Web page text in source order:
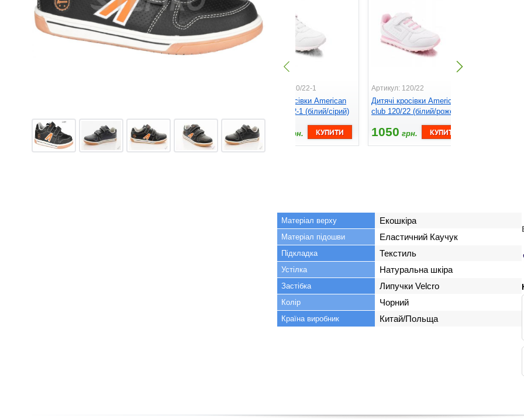
137/22-1 (білий)
1045 грн.
Артикул: 120/22-1
Дитячі кросівки American
club 120/22-1 (білий/сірий)
1050 грн.
Артикул: 120/22
Дитячі кросівки American
club 120/22 (білий/рожевий)
1050 грн.
Матеріал верху Екошкіра
Матеріал підошви Еластичний Каучук
Підкладка Текстиль
Устілка Натуральна шкіра
Застібка Липучки Velcro
Колір Чорний
Країна виробник Китай/Польща